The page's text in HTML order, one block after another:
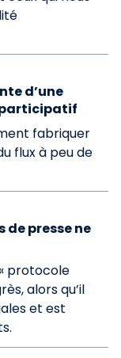
d’une
participatif
fabriquer
flux à peu de
presse ne
protocole
alors qu’il
et est